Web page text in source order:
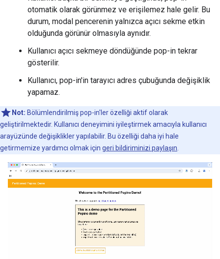
otomatik olarak görünmez ve erişilemez hale gelir. Bu
durum, modal pencerenin yalnızca açıcı sekme etkin
olduğunda görünür olmasıyla aynıdır.
Kullanıcı açıcı sekmeye döndüğünde pop-in tekrar
gösterilir.
Kullanıcı, pop-in'in tarayıcı adres çubuğunda değişiklik
yapamaz.
Not: Bölümlendirilmiş pop-in'ler özelliği aktif olarak
geliştirilmektedir. Kullanıcı deneyimini iyileştirmek amacıyla kullanıcı
arayüzünde değişiklikler yapılabilir. Bu özelliği daha iyi hale
getirmemize yardımcı olmak için geri bildiriminizi paylaşın.